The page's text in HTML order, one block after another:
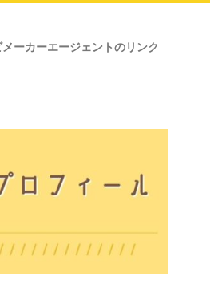
ーカーエージェントのリンク